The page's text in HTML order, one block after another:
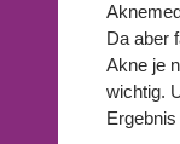
Da aber
Akne je
wichtig.